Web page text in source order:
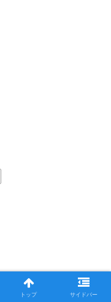
トップ サイドバー